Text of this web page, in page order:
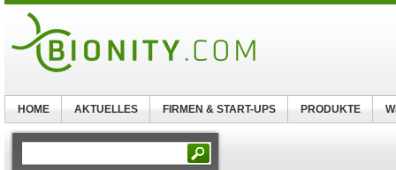
HOME AKTUELLES FIRMEN & START-UPS PRODUKTE